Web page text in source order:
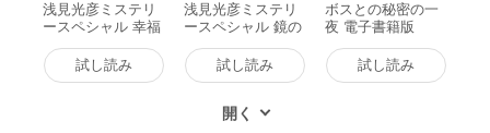
浅見光彦ミステリ
ースペシャル 幸福
の手紙 電子書籍版
試し読み
浅見光彦ミステリ
ースペシャル 鏡の
女 電子書籍版
試し読み
ボスとの秘密の一
夜 電子書籍版
試し読み